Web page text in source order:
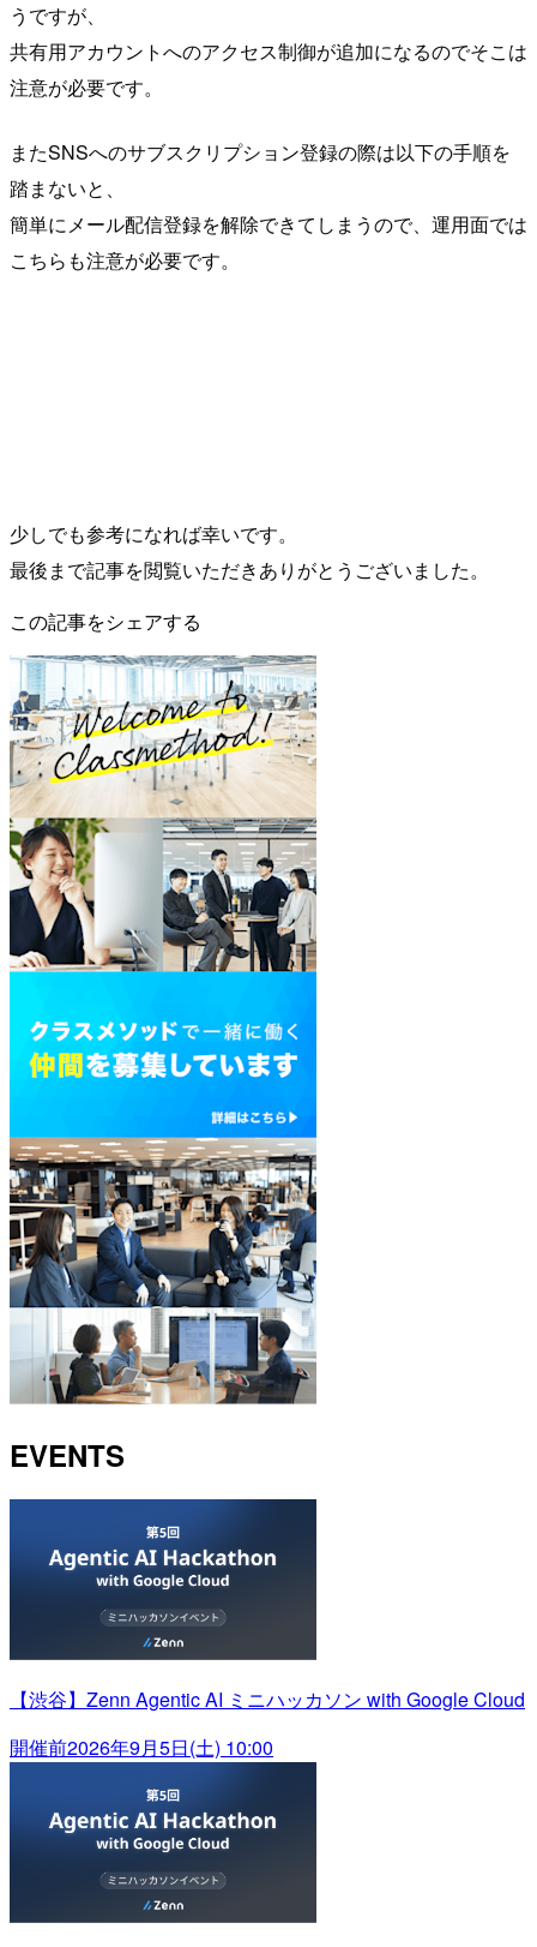
うですが、
共有用アカウントへのアクセス制御が追加になるのでそこは
注意が必要です。
またSNSへのサブスクリプション登録の際は以下の手順を
踏まないと、
簡単にメール配信登録を解除できてしまうので、運用面では
こちらも注意が必要です。
少しでも参考になれば幸いです。
最後まで記事を閲覧いただきありがとうございました。
この記事をシェアする
EVENTS
【渋谷】Zenn Agentic AI ミニハッカソン with Google Cloud
開催前2026年9月5日(土) 10:00